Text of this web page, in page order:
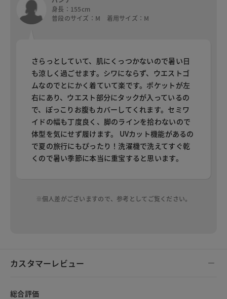
身長：155cm
普段のサイズ：M 着用サイズ：M
さらっとしていて、肌にくっつかないので暑い日
も涼しく過ごせます。シワにならず、ウエストゴ
ムなのでとにかく着ていて楽です。ポケットが左
右にあり、ウエスト部分にタックが入っているの
で、ぽっこりお腹もカバーしてくれます。セミワ
イドの幅も丁度良く、脚のラインを拾わないので
体型を気にせず履けます。 UVカット機能があるの
で夏の旅行にもぴったり！洗濯機で洗えてすぐ乾
くので暑い季節に本当に重宝すると思います。
※個人差がございますので、参考としてご覧ください。
カスタマーレビュー
総合評価